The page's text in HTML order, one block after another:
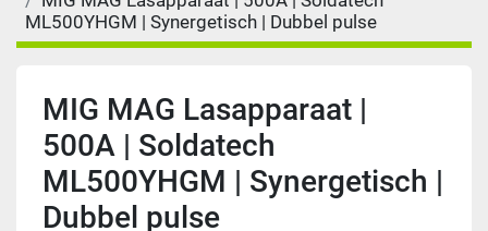
ML500YHGM | Synergetisch | Dubbel pulse
MIG MAG Lasapparaat |
500A | Soldatech
ML500YHGM | Synergetisch |
Dubbel pulse